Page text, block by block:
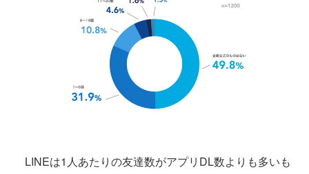
LINEは1人あたりの友達数がアプリDL数よりも多いも